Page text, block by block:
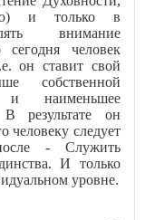
и только в
внимание
человек
он ставит свой
собственной
и наименьшее
результате он
человеку следует
- Служить
И только
уровне.